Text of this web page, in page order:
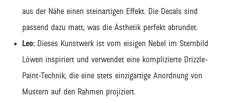
aus der Nähe einen steinartigen Effekt. Die Decals sind
passend dazu matt, was die Ästhetik perfekt abrundet.
Leo: Dieses Kunstwerk ist vom eisigen Nebel im Sternbild
Löwen inspiriert und verwendet eine komplizierte Drizzle-
Paint-Technik, die eine stets einzigartige Anordnung von
Mustern auf den Rahmen projiziert.